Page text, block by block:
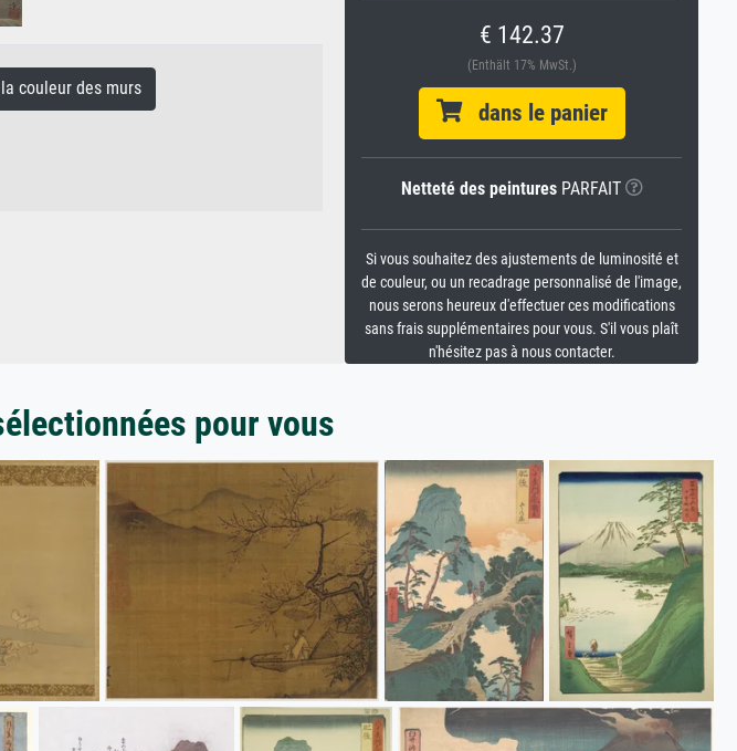
couleur des murs
€ 142.37
(Enthält 17% MwSt.)
dans le panier
Netteté des peinturesPARFAIT
Si vous souhaitez des ajustements de luminosité et
de couleur, ou un recadrage personnalisé de l'image,
nous serons heureux d'effectuer ces modifications
sans frais supplémentaires pour vous. S'il vous plaît
n'hésitez pas à nous contacter.
pour vous